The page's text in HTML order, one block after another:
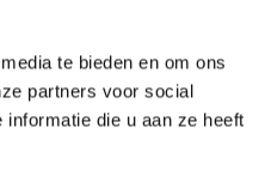
te bieden en om ons
partners voor social
die u aan ze heeft
12:00-17:00
met ons op via